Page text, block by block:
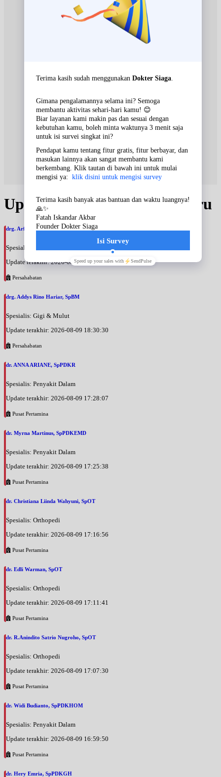
Update Jadwal Dokter terbaru
drg. Arfan Badeges, SpBM
Spesialis: Gigi & Mulut
Update terakhir: 2026-08-09 18:35:24
Persahabatan
drg. Addys Rino Hariar, SpBM
Spesialis: Gigi & Mulut
Update terakhir: 2026-08-09 18:30:30
Persahabatan
dr. ANNA ARIANE, SpPDKR
Spesialis: Penyakit Dalam
Update terakhir: 2026-08-09 17:28:07
Pusat Pertamina
dr. Myrna Martinus, SpPDKEMD
Spesialis: Penyakit Dalam
Update terakhir: 2026-08-09 17:25:38
Pusat Pertamina
dr. Christiana Liinda Wahyuni, SpOT
Spesialis: Orthopedi
Update terakhir: 2026-08-09 17:16:56
Pusat Pertamina
dr. Edli Warman, SpOT
Spesialis: Orthopedi
Update terakhir: 2026-08-09 17:11:41
Pusat Pertamina
dr. R.Anindito Satrio Nugroho, SpOT
Spesialis: Orthopedi
Update terakhir: 2026-08-09 17:07:30
Pusat Pertamina
dr. Widi Budianto, SpPDKHOM
Spesialis: Penyakit Dalam
Update terakhir: 2026-08-09 16:59:50
Pusat Pertamina
dr. Hery Emria, SpPDKGH